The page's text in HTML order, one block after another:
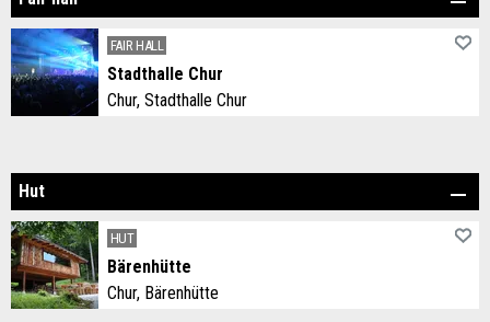
FAIR HALL
Stadthalle Chur
Chur, Stadthalle Chur
Hut
HUT
Bärenhütte
Chur, Bärenhütte